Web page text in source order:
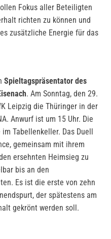
Fokus aller Beteiligten
richten zu können und
zusätzliche Energie für das
Spieltagspräsentator des
. Am Sonntag, den 29.
Leipzig die Thüringer in der
Anwurf ist um 15 Uhr. Die
Tabellenkeller. Das Duell
gemeinsam mit ihrem
ersehnten Heimsieg zu
bis an den
Es ist die erste von zehn
der spätestens am
gekrönt werden soll.